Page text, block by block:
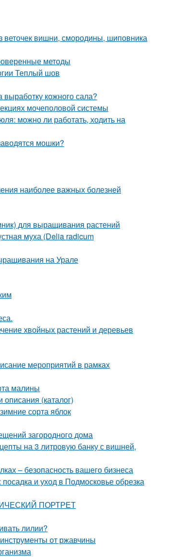
веточек вишни, смородины, шиповника
методы
Теплый шов
выработку кожного сала?
мочеполовой системы
можно ли работать, ходить на
мошки?
наиболее важных болезней
для выращивания растений
муха (Delia radicum
на Урале
хвойных растений и деревьев
мероприятий в рамках
малины
(каталог)
сорта яблок
загородного дома
на 3 литровую банку с вишней,
– безопасность вашего бизнеса
и уход в Подмосковье обрезка
ПОРТРЕТ
лилии?
от ржавчины